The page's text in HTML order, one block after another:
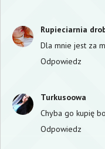
Rupieciarnia
Dla mnie jest za
Odpowiedz
Turkusoowa
Chyba go kupię
Odpowiedz